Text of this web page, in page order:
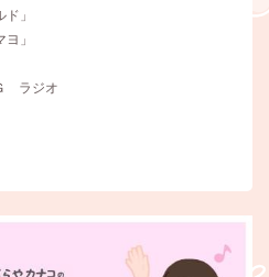
」
」
ラジオ